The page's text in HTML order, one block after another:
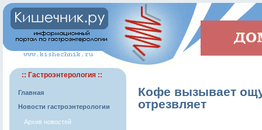
:: Гастроэнтерология ::
Главная
Новости гастроэнтерологии
Архив новостей
Кофе вызывает
отрезвляет